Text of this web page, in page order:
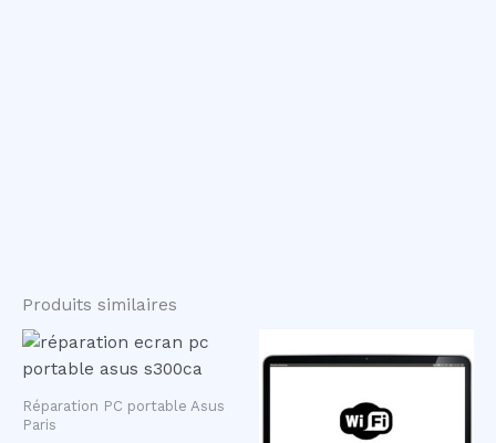
Produits similaires
Réparation PC portable Asus
Paris